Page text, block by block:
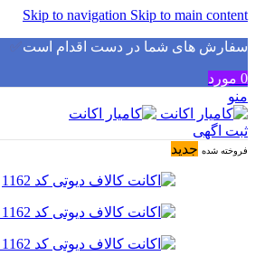
Skip to navigation Skip to main content
سفارش های شما در دست اقدام است✅
0 مورد
منو
ثبت اگهی
فروخته شده جدید